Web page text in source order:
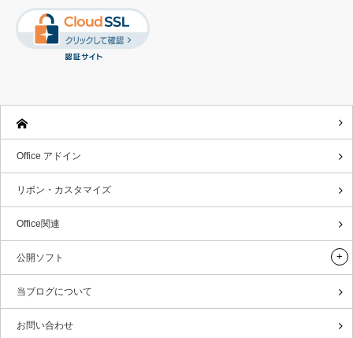
Office アドイン
リボン・カスタマイズ
Office関連
公開ソフト
当ブログについて
お問い合わせ